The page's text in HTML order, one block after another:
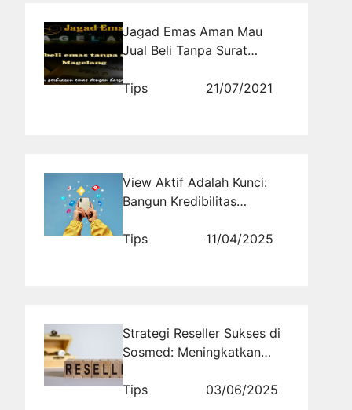
Jagad Emas Aman Mau
Jual Beli Tanpa Surat
Tips
21/07/2021
View Aktif Adalah Kunci:
Bangun Kredibilitas
Tips
11/04/2025
Strategi Reseller Sukses di
Sosmed: Meningkatkan
Tips
03/06/2025